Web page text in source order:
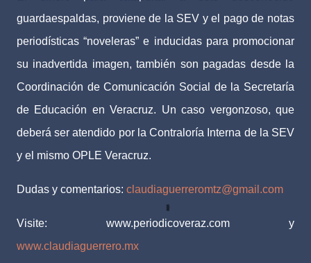
guardaespaldas, proviene de la SEV y el pago de notas
periodísticas “noveleras” e inducidas para promocionar
su inadvertida imagen, también son pagadas desde la
Coordinación de Comunicación Social de la Secretaría
de Educación en Veracruz. Un caso vergonzoso, que
deberá ser atendido por la Contraloría Interna de la SEV
y el mismo OPLE Veracruz.
Dudas y comentarios: claudiaguerreromtz@gmail.com
Visite: www.periodicoveraz.com y
www.claudiaguerrero.mx